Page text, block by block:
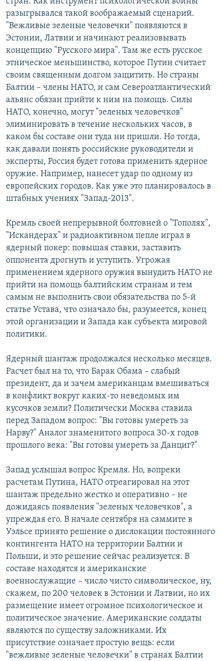
разыгрывался такой воображаемый сценарий.
"Вежливые зеленые человечки" появляются в
Эстонии, Латвии и начинают реализовывать
концепцию "Русского мира". Там же есть русское
этническое меньшинство, которое Путин считает
своим священным долгом защитить. Но страны
Балтии – члены НАТО, и сам Североатлантический
альянс обязан прийти к ним на помощь. Силы
НАТО, конечно, могут "зеленых человечков"
элиминировать в течение нескольких часов, в
каком бы составе они туда ни пришли. Но тогда,
как давали понять российские руководители и
эксперты, Россия будет готова применить ядерное
оружие. Например, нанесет удар по одному из
европейских городов. Как уже это планировалось в
штабных учениях "Запад-2013".
Кремль своей непрерывной болтовней о "Тополях",
"Искандерах" и радиоактивном пепле играл в
ядерный покер: повышая ставки, заставить
оппонента дрогнуть и уступить. Угрожая
применением ядерного оружия вынудить НАТО не
прийти на помощь балтийским странам и тем
самым не выполнить свои обязательства по 5-й
статье Устава, что означало бы, разумеется, конец
этой организации и Запада как субъекта мировой
политики.
Ядерный шантаж продолжался несколько месяцев.
Расчет был на то, что Барак Обама – слабый
президент, да и зачем американцам вмешиваться
в конфликт вокруг каких-то неведомых им
кусочков земли? Политически Москва ставила
перед Западом вопрос: "Вы готовы умереть за
Нарву?" Аналог знаменитого вопроса 30-х годов
прошлого века: "Вы готовы умереть за Данциг?"
Запад услышал вопрос Кремля. Но, вопреки
расчетам Путина, НАТО отреагировал на этот
шантаж предельно жестко и оперативно – не
дожидаясь появления "зеленых человечков", а
упреждая его. В начале сентября на саммите в
Уэльсе принято решение о дислокации постоянного
контингента НАТО на территории Балтии и
Польши, и это решение сейчас реализуется. В
составе находятся и американские
военнослужащие – число чисто символическое, ну,
скажем, по 200 человек в Эстонии и Латвии, но их
размещение имеет огромное психологическое и
политическое значение. Американские солдаты
являются по существу заложниками. Их
присутствие означает простую вещь: если
"вежливые зеленые человечки" в странах Балтии